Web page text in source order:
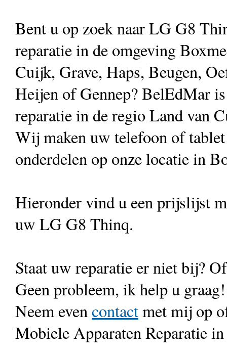
Bent u op zoek naar LG G8
reparatie in de omgeving
Cuijk, Grave, Haps, Beugen,
Heijen of Gennep? BelEdMar
reparatie in de regio Land van
Wij maken uw telefoon of
onderdelen op onze locatie in
Hieronder vind u een prijslijst
uw LG G8 Thinq.
Staat uw reparatie er niet bij?
Geen probleem, ik help u graag!
Neem evencontactmet mij op
Mobiele Apparaten Reparatie